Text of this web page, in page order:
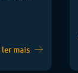
ler mais